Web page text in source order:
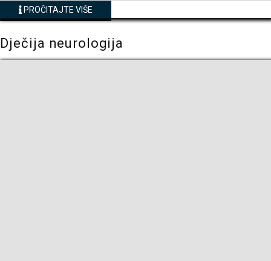
PROČITAJTE VIŠE
Dječija neurologija